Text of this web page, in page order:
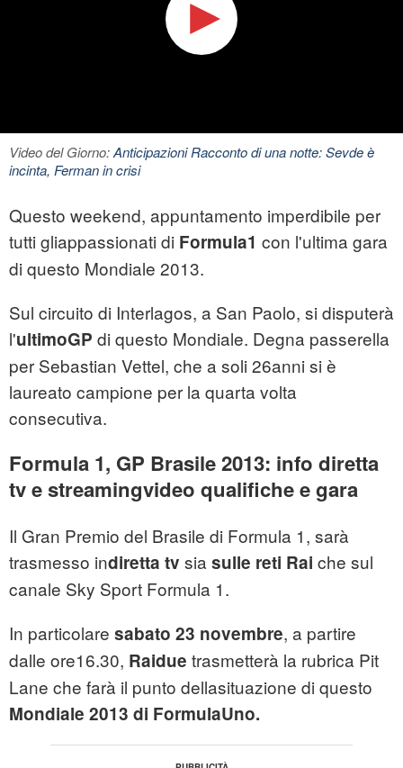
Video del Giorno:Anticipazioni Racconto di una notte: Sevde è
incinta, Ferman in crisi
Questo weekend, appuntamento imperdibile per
tutti gliappassionati di Formula1 con l'ultima gara
di questo Mondiale 2013.
Sul circuito di Interlagos, a San Paolo, si disputerà
l'ultimoGP di questo Mondiale. Degna passerella
per Sebastian Vettel, che a soli 26anni si è
laureato campione per la quarta volta
consecutiva.
Formula 1, GP Brasile 2013: info diretta
tv e streamingvideo qualifiche e gara
Il Gran Premio del Brasile di Formula 1, sarà
trasmesso indiretta tv sia sulle reti Rai che sul
canale Sky Sport Formula 1.
In particolare sabato 23 novembre, a partire
dalle ore16.30, Raidue trasmetterà la rubrica Pit
Lane che farà il punto dellasituazione di questo
Mondiale 2013 di FormulaUno.